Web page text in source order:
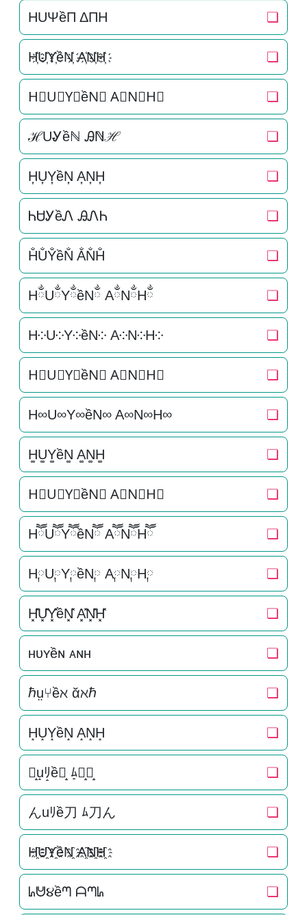
HUΨềΠ ΔΠH ❏
H҉U҉Y҉ềN҉ A҉N҉H҉ ❏
H⃜U⃜Y⃜ềN⃜ A⃜N⃜H⃜ ❏
ℋUᎽềℕ Ꭿℕℋ ❏
H͎U͎Y͎ềN͎ A͎N͎H͎ ❏
ᏂᏌᎩềᏁ ᎯᏁᏂ ❏
H̐U̐Y̐ềN̐ A̐N̐H̐ ❏
HྂUྂYྂềNྂ AྂNྂHྂ ❏
H༶U༶Y༶ềN༶ A༶N༶H༶ ❏
H⃕U⃕Y⃕ềN⃕ A⃕N⃕H⃕ ❏
H∞U∞Y∞ềN∞ A∞N∞H∞ ❏
H͚U͚Y͚ềN͚ A͚N͚H͚ ❏
H⃒U⃒Y⃒ềN⃒ A⃒N⃒H⃒ ❏
HཽUཽYཽềNཽ AཽNཽHཽ ❏
H༙U༙Y༙ềN༙ A༙N༙H༙ ❏
H͓̽U͓̽Y͓̽ềN͓̽ A͓̽N͓̽H͓̽ ❏
ʜᴜʏềɴ ᴀɴʜ ❏
ℏṳ⑂ềℵ ᾰℵℏ ❏
H̝U̝Y̝ềN̝ A̝N̝H̝ ❏
ん̝u̝ﾘ̝ề刀̝ ﾑ̝刀̝ん̝ ❏
んuﾘề刀 ﾑ刀ん ❏
H҈U҈Y҈ềN҈ A҈N҈H҈ ❏
ᖺᕰ૪ềᘉ ᗩᘉᖺ ❏